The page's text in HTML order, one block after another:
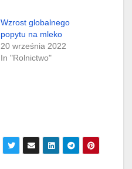
Wzrost globalnego
popytu na mleko
20 września 2022
In "Rolnictwo"